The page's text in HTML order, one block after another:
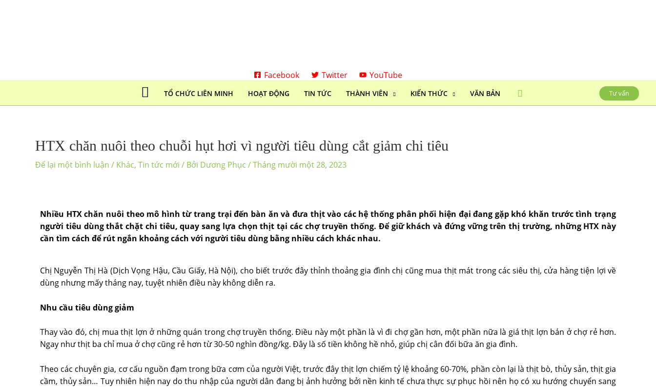
Facebook Twitter YouTube
TỔ CHỨC LIÊN MINH HOẠT ĐỘNG TIN TỨC THÀNH VIÊN KIẾN THỨC VĂN BẢN Tư vấn
HTX chăn nuôi theo chuỗi hụt hơi vì người tiêu dùng cắt giảm chi tiêu
Để lại một bình luận / Khác, Tin tức mới / Bởi Dương Phục /Tháng mười một 28, 2023
Nhiều HTX chăn nuôi theo mô hình từ trang trại đến bàn ăn và đưa thịt vào các hệ thống phân phối hiện đại đang gặp khó khăn trước tình trạng
người tiêu dùng thắt chặt chi tiêu, quay sang lựa chọn thịt tại các chợ truyền thống. Để giữ khách và đứng vững trên thị trường, những HTX này
cần tìm cách để rút ngắn khoảng cách với người tiêu dùng bằng nhiều cách khác nhau.
Chị Nguyễn Thị Hà (Dịch Vọng Hậu, Cầu Giấy, Hà Nội), cho biết trước đây thỉnh thoảng gia đình chị cũng mua thịt mát trong các siêu thị, cửa hàng tiện lợi về
dùng nhưng mấy tháng nay, tuyệt nhiên điều này không diễn ra.
Nhu cầu tiêu dùng giảm
Thay vào đó, chị mua thịt lợn ở những quán trong chợ truyền thống. Điều này một phần là vì đi chợ gần hơn, một phần nữa là giá thịt lợn bán ở chợ rẻ hơn.
Ngay như thịt ba chỉ mua ở chợ cũng rẻ hơn từ 30-50 nghìn đồng/kg. Đây là số tiền không hề nhỏ, giúp chị cân đối bữa ăn gia đình.
Theo các chuyên gia, cơ cấu nguồn đạm trong bữa cơm của người Việt, trước đây thịt lợn chiếm tỷ lệ khoảng 60-70%, phần còn lại là thịt bò, thủy sản, thịt gia
cầm, thủy sản… Tuy nhiên hiện nay do thu nhập của người dân đang bị ảnh hưởng bởi nền kinh tế chưa thực sự phục hồi nên họ có xu hướng chuyển sang